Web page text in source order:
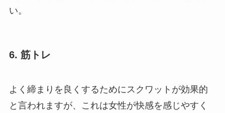
い。
6. 筋トレ
よく締まりを良くするためにスクワットが効果的
と言われますが、これは女性が快感を感じやすく